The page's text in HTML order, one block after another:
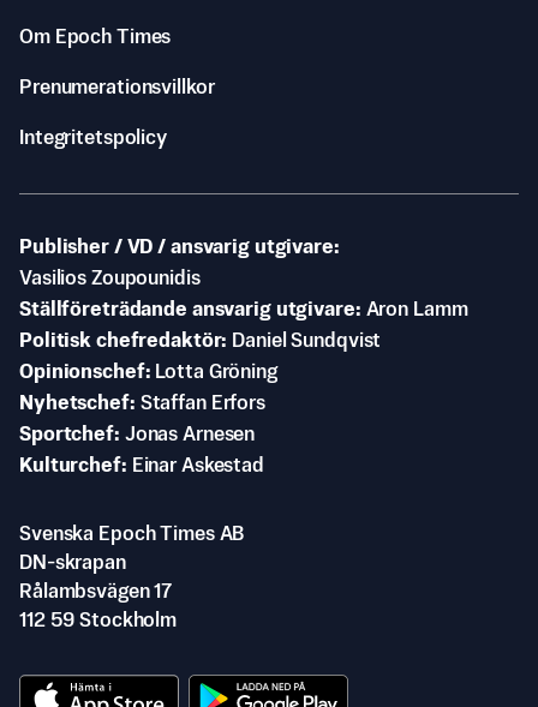
Om Epoch Times
Prenumerationsvillkor
Integritetspolicy
Publisher / VD / ansvarig utgivare
Vasilios Zoupounidis
Ställföreträdande ansvarig utgivare Aron Lamm
Politisk chefredaktör
Daniel Sundqvist
Opinionschef
Lotta Gröning
Nyhetschef Staffan Erfors
Sportchef Jonas Arnesen
Kulturchef
Einar Askestad
Svenska Epoch Times AB
DN-skrapan
Rålambsvägen 17
112 59 Stockholm